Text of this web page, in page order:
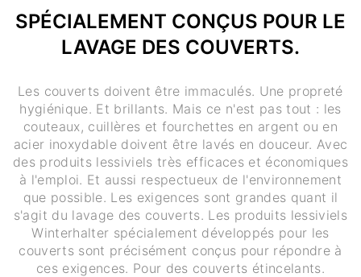
SPÉCIALEMENT CONÇUS POUR LE
LAVAGE DES COUVERTS.
Les couverts doivent être immaculés. Une propreté
hygiénique. Et brillants. Mais ce n'est pas tout : les
couteaux, cuillères et fourchettes en argent ou en
acier inoxydable doivent être lavés en douceur. Avec
des produits lessiviels très efficaces et économiques
à l'emploi. Et aussi respectueux de l'environnement
que possible. Les exigences sont grandes quant il
s'agit du lavage des couverts. Les produits lessiviels
Winterhalter spécialement développés pour les
couverts sont précisément conçus pour répondre à
ces exigences. Pour des couverts étincelants.